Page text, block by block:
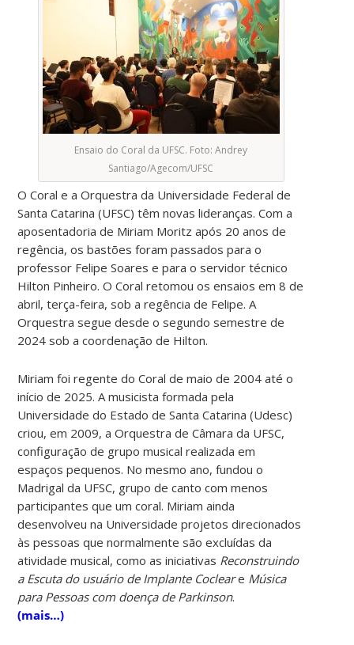
Ensaio do Coral da UFSC. Foto: Andrey
Santiago/Agecom/UFSC
O Coral e a Orquestra da Universidade Federal de
Santa Catarina (UFSC) têm novas lideranças. Com a
aposentadoria de Miriam Moritz após 20 anos de
regência, os bastões foram passados para o
professor Felipe Soares e para o servidor técnico
Hilton Pinheiro. O Coral retomou os ensaios em 8 de
abril, terça-feira, sob a regência de Felipe. A
Orquestra segue desde o segundo semestre de
2024 sob a coordenação de Hilton.
Miriam foi regente do Coral de maio de 2004 até o
início de 2025. A musicista formada pela
Universidade do Estado de Santa Catarina (Udesc)
criou, em 2009, a Orquestra de Câmara da UFSC,
configuração de grupo musical realizada em
espaços pequenos. No mesmo ano, fundou o
Madrigal da UFSC, grupo de canto com menos
participantes que um coral. Miriam ainda
desenvolveu na Universidade projetos direcionados
às pessoas que normalmente são excluídas da
atividade musical, como as iniciativas Reconstruindo
a Escuta do usuário de Implante Cocleare Música
para Pessoas com doença de Parkinson.
(mais…)